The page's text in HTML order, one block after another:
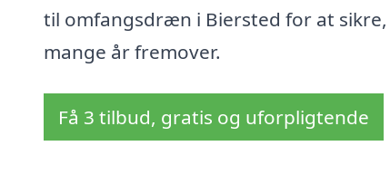
til omfangsdræn i Biersted for at
mange år fremover.
Få 3 tilbud, gratis og uforpligtende